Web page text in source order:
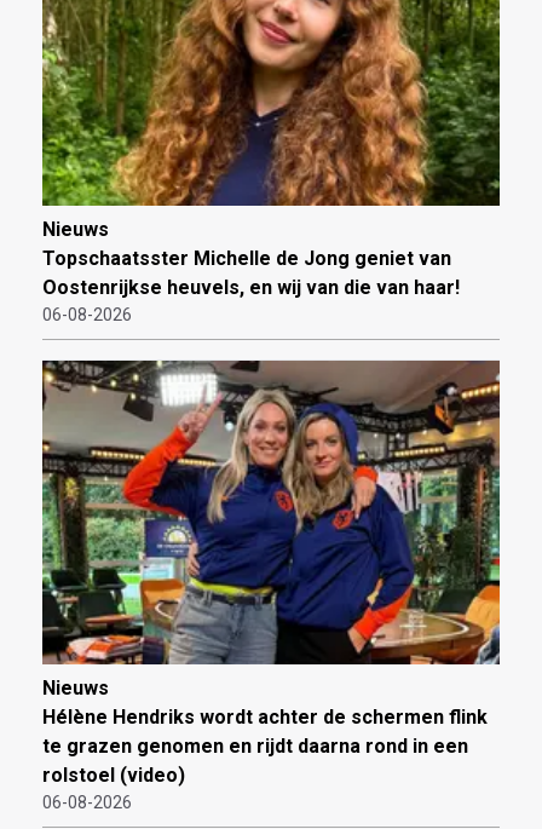
Nieuws
Topschaatsster Michelle de Jong geniet van
Oostenrijkse heuvels, en wij van die van haar!
06-08-2026
Nieuws
Hélène Hendriks wordt achter de schermen flink
te grazen genomen en rijdt daarna rond in een
rolstoel (video)
06-08-2026